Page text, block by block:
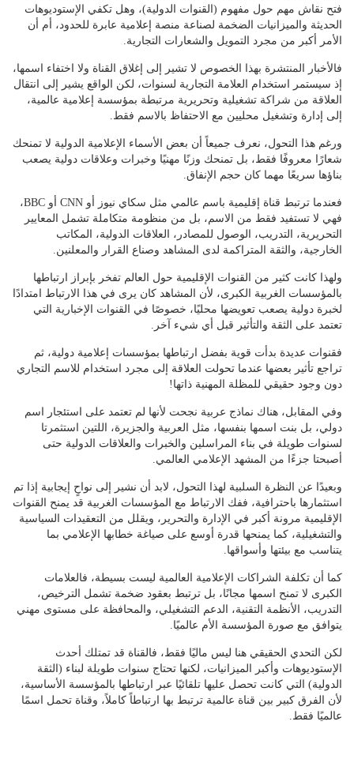
فتح نقاش مهم حول مفهوم (القنوات الدولية)، وهل تكفي الإستوديوهات
الحديثة والميزانيات الضخمة لصناعة منصة إعلامية عابرة للحدود، أم أن
الأمر أكبر من مجرد التمويل والشعارات التجارية.
فالأخبار المنتشرة بهذا الخصوص لا تشير إلى إغلاق القناة ولا اختفاء اسمها،
إذ سيستمر استخدام العلامة التجارية لسنوات، لكن الواقع يشير إلى انتقال
العلاقة من شراكة تشغيلية وتحريرية مرتبطة بمؤسسة إعلامية عالمية،
إلى إدارة وتشغيل محليين مع الاحتفاظ بالاسم فقط.
ورغم هذا التحول، نعرف جميعاً أن بعض الأسماء الإعلامية الدولية لا تمنحك
شعارًا معروفًا فقط، بل تمنحك وزنًا مهنيًا وخبرات وعلاقات دولية يصعب
بناؤها سريعًا مهما كان حجم الإنفاق.
فعندما ترتبط قناة إقليمية باسم عالمي مثل سكاي نيوز أو CNN أو BBC،
فهي لا تستفيد فقط من الاسم، بل من منظومة متكاملة تشمل المعايير
التحريرية، التدريب، الوصول للمصادر، العلاقات الدولية، المكاتب
الخارجية، والثقة المتراكمة لدى المشاهد وصناع القرار والمعلنين.
ولهذا كانت كثير من القنوات الإقليمية حول العالم تفخر بإبراز ارتباطها
بالمؤسسات الغربية الكبرى، لأن المشاهد كان يرى في هذا الارتباط امتدادًا
لخبرة دولية يصعب تعويضها محليًا، خصوصًا في القنوات الإخبارية التي
تعتمد على الثقة والتأثير قبل أي شيء آخر.
فقنوات عديدة بدأت قوية بفضل ارتباطها بمؤسسات إعلامية دولية، ثم
تراجع تأثير بعضها عندما تحولت العلاقة إلى مجرد استخدام للاسم التجاري
دون وجود حقيقي للمظلة المهنية ذاتها!
وفي المقابل، هناك نماذج عربية نجحت لأنها لم تعتمد على استئجار اسم
دولي، بل بنت اسمها بنفسها، مثل العربية والجزيرة، اللتين استثمرتا
لسنوات طويلة في بناء المراسلين والخبرات والعلاقات الدولية حتى
أصبحتا جزءًا من المشهد الإعلامي العالمي.
وبعيدًا عن النظرة السلبية لهذا التحول، لابد أن نشير إلى نواحٍ إيجابية إذا تم
استثمارها باحترافية، ففك الارتباط مع المؤسسات الغربية قد يمنح القنوات
الإقليمية مرونة أكبر في الإدارة والتحرير، ويقلل من التعقيدات السياسية
والتشغيلية، كما يمنحها قدرة أوسع على صياغة خطابها الإعلامي بما
يتناسب مع بيئتها وأسواقها.
كما أن تكلفة الشراكات الإعلامية العالمية ليست بسيطة، فالعلامات
الكبرى لا تمنح اسمها مجانًا، بل ترتبط بعقود ضخمة تشمل الترخيص،
التدريب، الأنظمة التقنية، الدعم التشغيلي، والمحافظة على مستوى مهني
يتوافق مع صورة المؤسسة الأم عالميًا.
لكن التحدي الحقيقي هنا ليس ماليًا فقط، فالقناة قد تمتلك أحدث
الإستوديوهات وأكبر الميزانيات، لكنها تحتاج سنوات طويلة لبناء (الثقة
الدولية) التي كانت تحصل عليها تلقائيًا عبر ارتباطها بالمؤسسة الأساسية،
لأن الفرق كبير بين قناة عالمية ترتبط بها ارتباطاً كاملاً، وقناة تحمل اسمًا
عالميًا فقط.